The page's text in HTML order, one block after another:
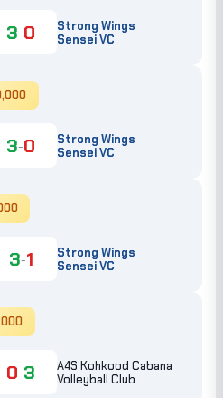
3-0
Strong Wings
Sensei VC
3-0
Strong Wings
Sensei VC
3-1
Strong Wings
Sensei VC
0-3
A4S Kohkood Cabana
Volleyball Club